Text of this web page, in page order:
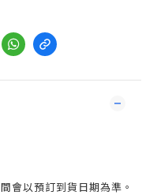
會以預訂到貨日期為準。